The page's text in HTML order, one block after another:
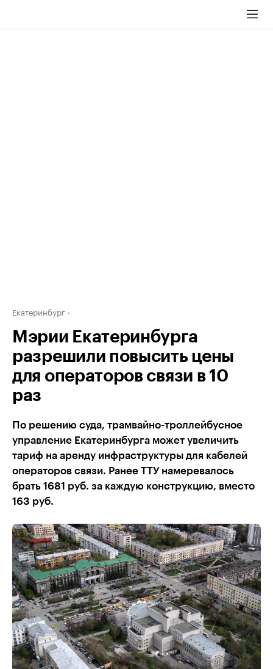
Екатеринбург
Мэрии Екатеринбурга
разрешили повысить цены
для операторов связи в 10
раз
По решению суда, трамвайно-троллейбусное
управление Екатеринбурга может увеличить
тариф на аренду инфраструктуры для кабелей
операторов связи. Ранее ТТУ намеревалось
брать 1681 руб. за каждую конструкцию, вместо
163 руб.